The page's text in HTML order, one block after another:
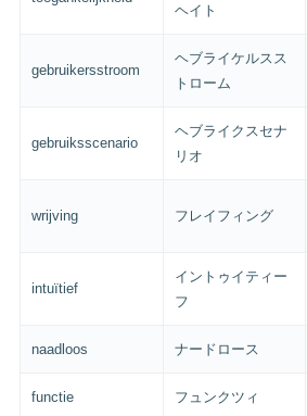
ヘイト
gebruikersstroom
ヘブライケルスス
トローム
gebruiksscenario
ヘブライクスセナ
リオ
wrijving フレイフィング
intuïtief
イントゥイティー
フ
naadloos ナードロース
functie フュンクツィ